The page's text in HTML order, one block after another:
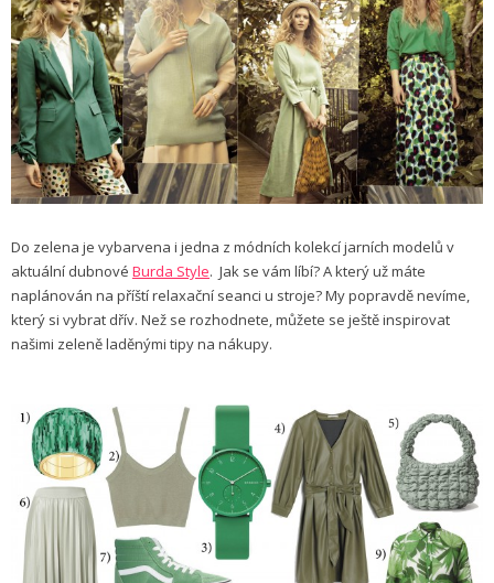
Do zelena je vybarvena i jedna z módních kolekcí jarních modelů v
aktuální dubnové Burda Style. Jak se vám líbí? A který už máte
naplánován na příští relaxační seanci u stroje? My popravdě nevíme,
který si vybrat dřív. Než se rozhodnete, můžete se ještě inspirovat
našimi zeleně laděnými tipy na nákupy.